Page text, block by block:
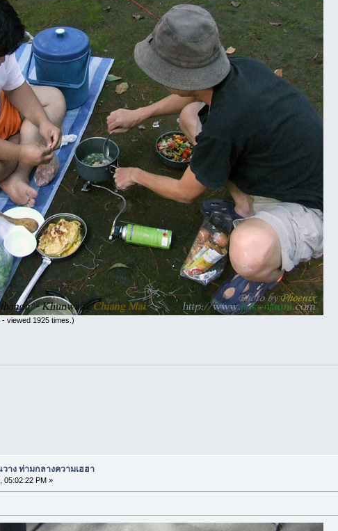
viewed 1925 times.)
าง ท่ามกลางความเฮฮา
05:02:22 PM »